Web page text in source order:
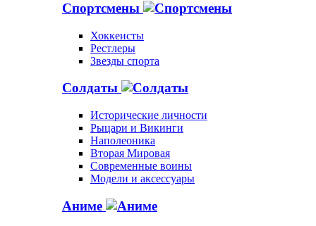
Спортсмены
Хоккеисты
Рестлеры
Звезды спорта
Солдаты
Исторические личности
Рыцари и Викинги
Наполеоника
Вторая Мировая
Современные воины
Модели и аксессуары
Аниме